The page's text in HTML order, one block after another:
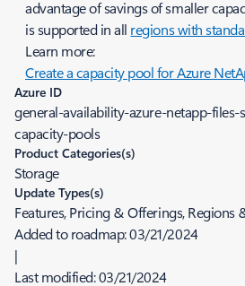
advantage of savings of smaller
is supported in all regions with
Learn more:
Create a capacity pool for Azure
Azure ID
general-availability-azure-netapp-
capacity-pools
Product Categories(s)
Storage
Update Types(s)
Features, Pricing & Offerings, Regions
Added to roadmap:03/21/2024
|
Last modified:03/21/2024